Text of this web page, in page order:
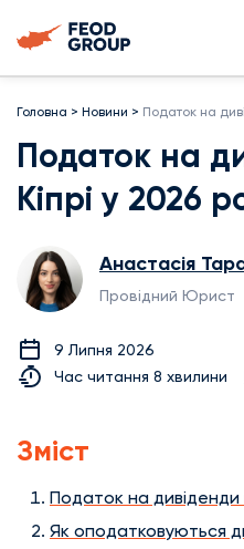
Головна > Новини > Податок на
Податок на
Кіпрі у 2026
Анастасія
Провідний Юрист
9 Липня 2026
Час читання 8 хвилини
Зміст
Податок на дивіденди
Як оподатковуються